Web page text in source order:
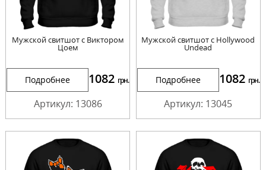
Мужской свитшот с Виктором
Цоем
Подробнее 1082 грн.
Артикул: 13086
Мужской свитшот с Hollywood
Undead
Подробнее 1082 грн.
Артикул: 13045